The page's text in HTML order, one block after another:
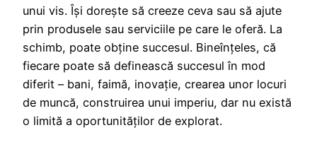
unui vis. Își dorește să creeze ceva sau să ajute
prin produsele sau serviciile pe care le oferă. La
schimb, poate obține succesul. Bineînțeles, că
fiecare poate să definească succesul în mod
diferit – bani, faimă, inovație, crearea unor locuri
de muncă, construirea unui imperiu, dar nu există
o limită a oportunităților de explorat.